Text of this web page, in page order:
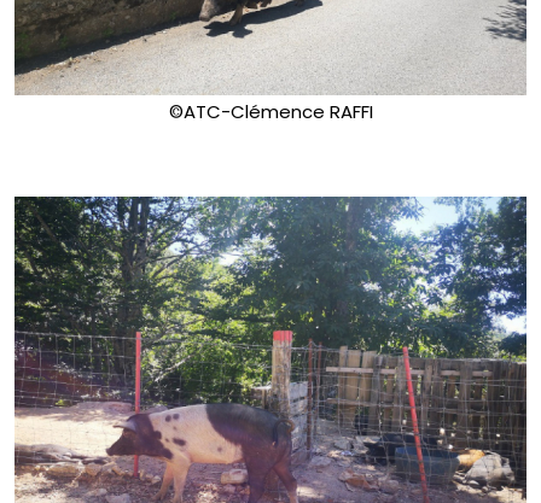
©ATC-Clémence RAFFI